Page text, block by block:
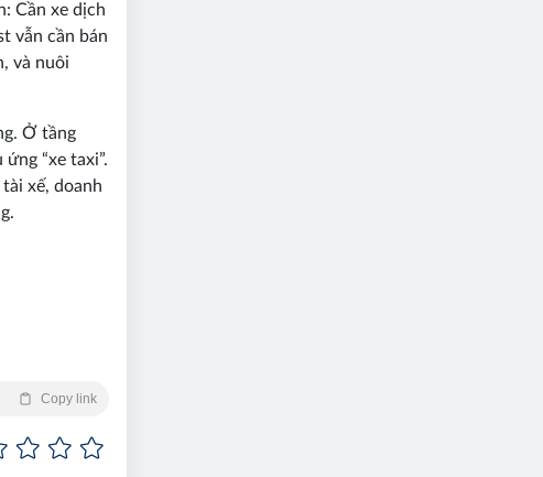
Cần xe dịch
vẫn cần bán
và nuôi
Ở tầng
“xe taxi”.
xế, doanh
Copy link